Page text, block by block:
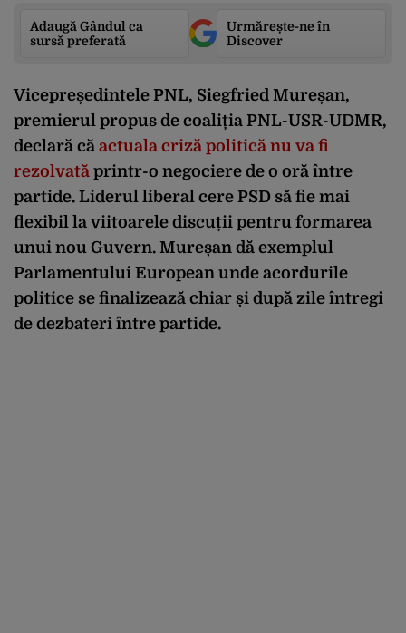
Adaugă Gândul ca
sursă preferată
Urmărește-ne în
Discover
Vicepreședintele PNL, Siegfried Mureșan,
premierul propus de coaliția PNL-USR-UDMR,
declară că actuala criză politică nu va fi
rezolvată printr-o negociere de o oră între
partide. Liderul liberal cere PSD să fie mai
flexibil la viitoarele discuții pentru formarea
unui nou Guvern. Mureșan dă exemplul
Parlamentului European unde acordurile
politice se finalizează chiar și după zile întregi
de dezbateri între partide.